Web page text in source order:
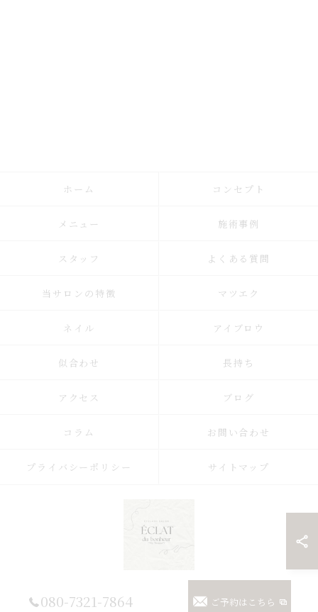
080-7321-7864 ご予約はこちら
ホーム コンセプト
メニュー 施術事例
スタッフ よくある質問
当サロンの特徴 マツエク
ネイル アイブロウ
似合わせ 長持ち
アクセス ブログ
コラム お問い合わせ
プライバシーポリシー サイトマップ
Bonheur【エクラドゥボヌール】byMoana ALL RIGHTS RESERVED.